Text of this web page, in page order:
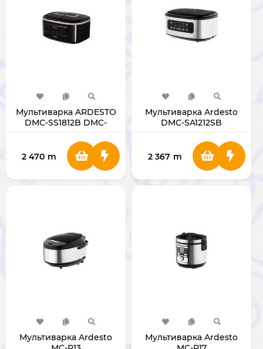
Мультиварка ARDESTO
DMC-SS1812B DMC-
2 470 m
Мультиварка Ardesto
DMC-SA1212SB
2 367 m
Мультиварка Ardesto
Мультиварка Ardesto